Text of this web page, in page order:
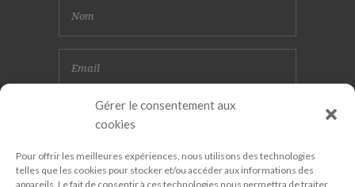
Gérer le consentement aux
cookies
Pour offrir les meilleures expériences, nous utilisons des technologies
telles que les cookies pour stocker et/ou accéder aux informations des
appareils. Le fait de consentir à ces technologies nous permettra de traiter